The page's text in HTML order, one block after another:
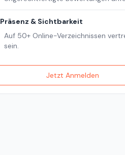
Präsenz & Sichtbarkeit
Auf 50+ Online-Verzeichnissen
sein.
Jetzt Anmelden